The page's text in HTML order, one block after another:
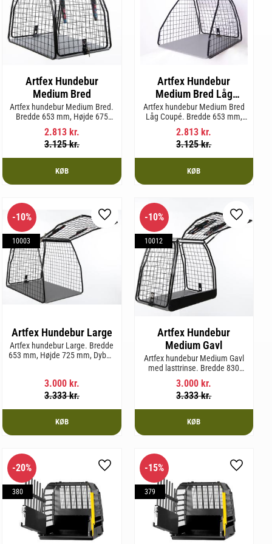
Artfex Hundebur
Medium Bred
Artfex hundebur Medium Bred.
Bredde 653 mm, Højde 675
mm, Dybde 830 mm og vægt
19,7 kg.
2.813kr.
3.125kr.
KØB
Artfex Hundebur
Medium Bred Låg
Coupé
Artfex hundebur Medium Bred
Låg Coupé. Bredde 653 mm,
Højde 580 mm, Dybde 830 mm
og vægt 17,5 kg.
2.813 kr.
3.125kr.
KØB
favorit
Artfex Hundebur Large
Artfex hundebur Large. Bredde
653 mm, Højde 725 mm, Dybde
3.000kr.
3.333kr.
10%
10003
Gem som favorit
KØB
Artfex Hundebur
Medium Gavl
Artfex hundebur Medium Gavl
med lasttrinse. Bredde 830
mm, Højde 675 mm, Dybde 495
mm og vægt 20,1 kg.
3.000 kr.
3.333kr.
10%
10012
Gem
KØB
favorit
20%
380
Gem som favorit
15%
379
Gem